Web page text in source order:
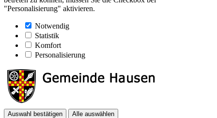
"Personalisierung" aktivieren.
Notwendig
Statistik
Komfort
Personalisierung
Auswahl bestätigen Alle auswählen